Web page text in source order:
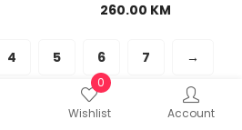
0
Wishlist
Account
260.00 KM
4 5 6 7 →